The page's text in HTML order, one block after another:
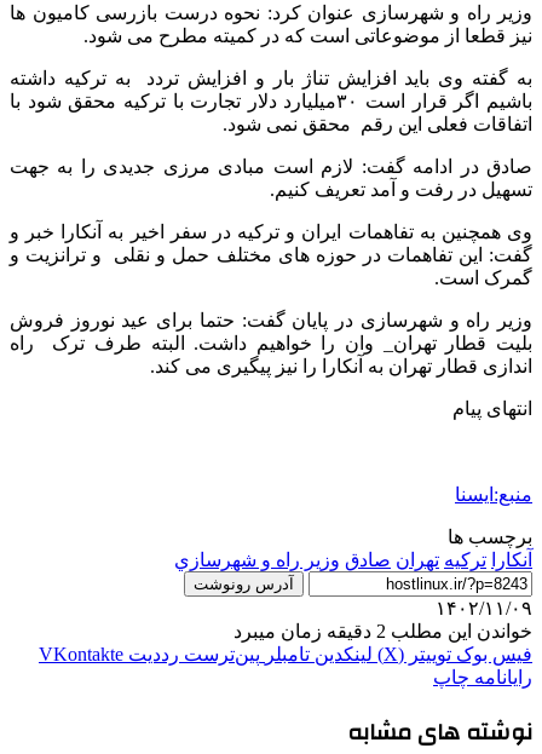
وزیر راه و شهرسازی عنوان کرد: نحوه درست بازرسی کامیون ها
نیز قطعا از موضوعاتی است که در کمیته مطرح می شود.
به گفته وی باید افزایش تناژ بار و افزایش تردد به ترکیه داشته
باشیم اگر قرار است ۳۰میلیارد دلار تجارت با ترکیه محقق شود با
اتفاقات فعلی این رقم محقق نمی شود.
صادق در ادامه گفت: لازم است مبادی مرزی جدیدی را به جهت
تسهیل در رفت و آمد تعریف کنیم.
وی همچنین به تفاهمات ایران و ترکیه در سفر اخیر به آنکارا خبر و
گفت: این تفاهمات در حوزه های مختلف حمل و نقلی و ترانزیت و
گمرک است.
وزیر راه و شهرسازی در پایان گفت: حتما برای عید نوروز فروش
بلیت قطار تهران_ وان را خواهیم داشت. البته طرف ترک راه
اندازی قطار تهران به آنکارا را نیز پیگیری می کند.
انتهای پیام
منبع:ایسنا
برچسب ها
آنکارا
ترکیه تهران صادق وزير راه و شهرسازي
آدرس رونوشت
۱۴۰۲/۱۱/۰۹
خواندن این مطلب 2 دقیقه زمان میبرد
فیس بوک توییتر (X) لینکدین ‫تامبلر ‫پین‌ترست ‫رددیت ‫VKontakte
رایانامه چاپ
نوشته های مشابه